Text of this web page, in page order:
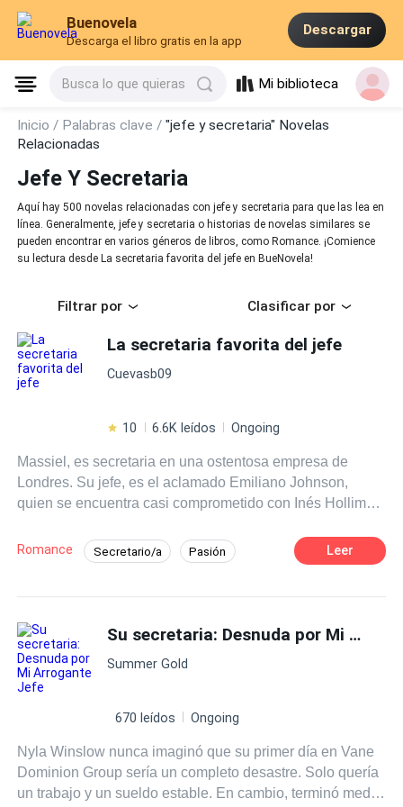
Buenovela
Descarga el libro gratis en la app
Descargar
Busca lo que quieras Mi biblioteca
Inicio / Palabras clave /"jefe y secretaria" Novelas
Relacionadas
Jefe Y Secretaria
Aquí hay 500 novelas relacionadas con jefe y secretaria para que las lea en
línea. Generalmente, jefe y secretaria o historias de novelas similares se
pueden encontrar en varios géneros de libros, como Romance. ¡Comience
su lectura desde La secretaria favorita del jefe en BueNovela!
Filtrar por Clasificar por
La secretaria favorita del jefe
Cuevasb09
10 6.6K leídos Ongoing
Massiel, es secretaria en una ostentosa empresa de
Londres. Su jefe, es el aclamado Emiliano Johnson,
quien se encuentra casi comprometido con Inés Hollims,
Massiel, perdidamente enamorada de su jefe, intenta
ayudarlo a darse cuenta de que la mujer con la que va a
emociones de todos, especialmente de ella, llevándola a
la orilla de un precipicio de amor, sufrimiento e
incertidumbre, ¿logrará la secretaria favorita del jefe ser
más que una simple secretaria para él? ¿O los hechos
desencadenados por sus intentos solo conseguirán
Romance Secretario/a Pasión
Ritmo Rápido Independiente CEO
Leer
Su secretaria: Desnuda por Mi Arrogante Jefe
Summer Gold
670 leídos Ongoing
Nyla Winslow nunca imaginó que su primer día en Vane
Dominion Group sería un completo desastre. Solo quería
un trabajo y un sueldo estable. En cambio, terminó medio